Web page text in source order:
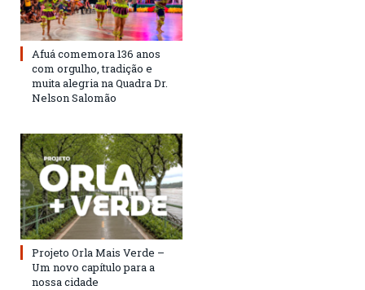
Afuá comemora 136 anos
com orgulho, tradição e
muita alegria na Quadra Dr.
Nelson Salomão
Projeto Orla Mais Verde –
Um novo capítulo para a
nossa cidade